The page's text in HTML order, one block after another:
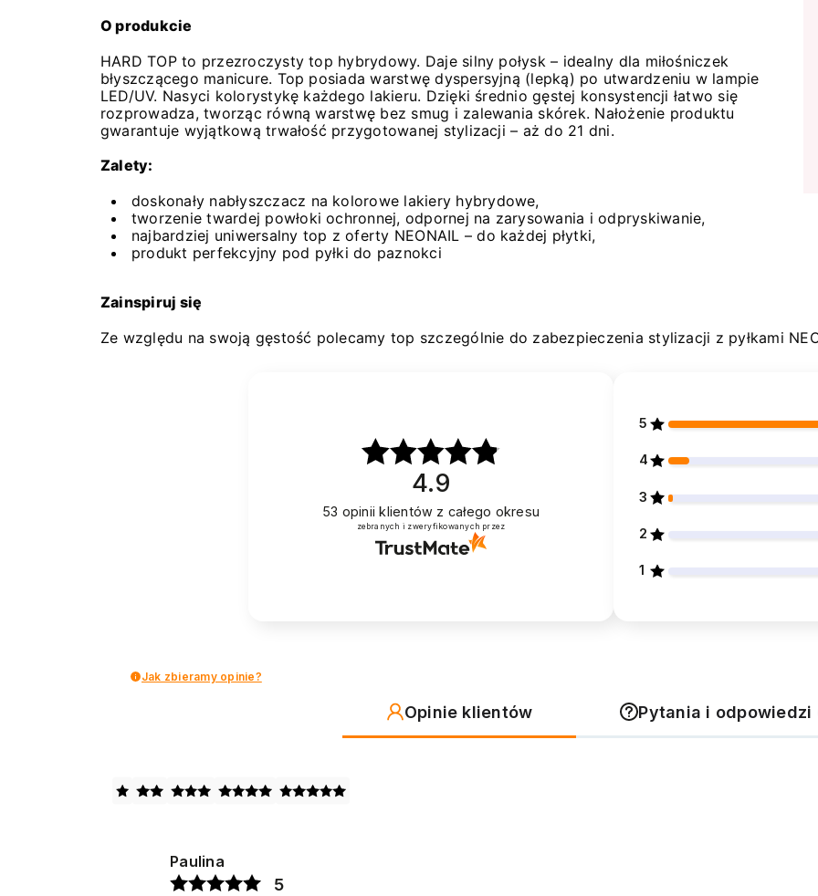
O produkcie
HARD TOP to przezroczysty top hybrydowy. Daje silny połysk – idealny dla miłośniczek
błyszczącego manicure. Top posiada warstwę dyspersyjną (lepką) po utwardzeniu w lampie
LED/UV. Nasyci kolorystykę każdego lakieru. Dzięki średnio gęstej konsystencji łatwo się
rozprowadza, tworząc równą warstwę bez smug i zalewania skórek. Nałożenie produktu
gwarantuje wyjątkową trwałość przygotowanej stylizacji – aż do 21 dni.
Zalety:
doskonały nabłyszczacz na kolorowe lakiery hybrydowe,
tworzenie twardej powłoki ochronnej, odpornej na zarysowania i odpryskiwanie,
najbardziej uniwersalny top z oferty NEONAIL – do każdej płytki,
produkt perfekcyjny pod pyłki do paznokci
Zainspiruj się
Ze względu na swoją gęstość polecamy top szczególnie do zabezpieczenia stylizacji z pyłkami
4.9
53 opinii klientów z całego okresu
zebranych i zweryfikowanych przez
5
4
3
2
1
Jak zbieramy opinie?
Opinie klientów Pytania i odpowiedzi
Paulina
5